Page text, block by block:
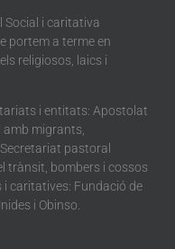
Social i caritativa
portem a terme en
religiosos, laics i
i entitats: Apostolat
amb migrants,
pastoral
trànsit, bombers i cossos
caritatives: Fundació de
i Obinso.